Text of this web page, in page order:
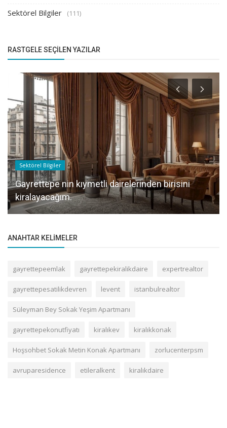
Sektörel Bilgiler (111)
RASTGELE SEÇILEN YAZILAR
Sektörel Bilgiler
Gayrettepe nin kıymetli dairelerinden birisini
kiralayacağım.
ANAHTAR KELIMELER
gayrettepeemlak gayrettepekiralikdaire expertrealtor
gayrettepesatilikdevren levent istanbulrealtor
Süleyman Bey Sokak Yeşim Apartmanı
gayrettepekonutfiyatı kiralıkev kiralıkkonak
Hoşsohbet Sokak Metin Konak Apartmanı zorlucenterpsm
avruparesidence etileralkent kiralıkdaire